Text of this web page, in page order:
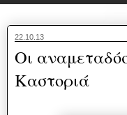
22.10.13
Οι
Καστοριά